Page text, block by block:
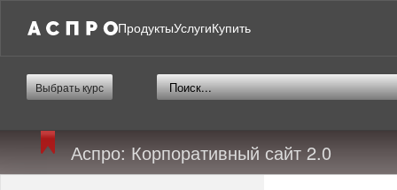
ПродуктыУслугиКупить
Выбрать курс
Аспро: Корпоративный сайт 2.0